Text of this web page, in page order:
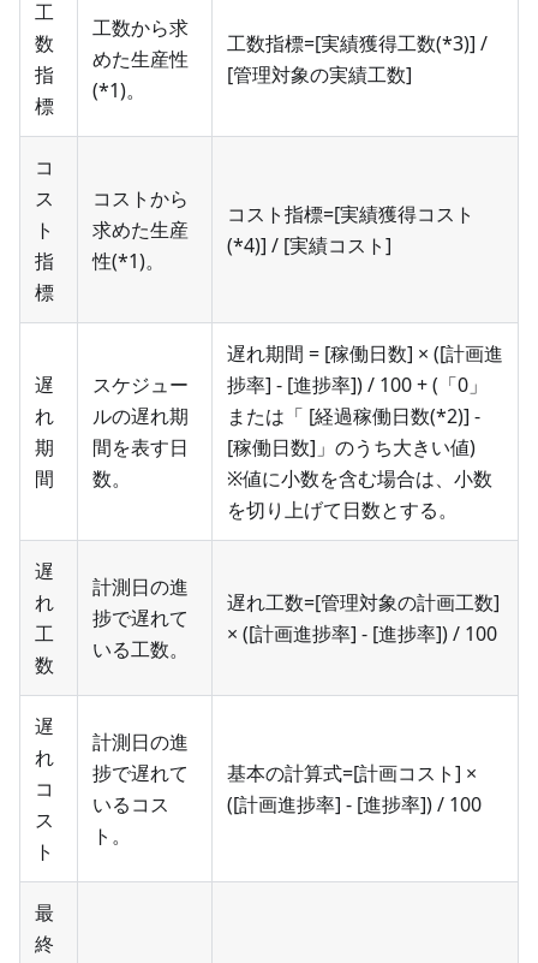
工
数
指
標
工数から求
めた生産性
(*1)。
工数指標=[実績獲得工数(*3)] /
[管理対象の実績工数]
コ
ス
ト
指
標
コストから
求めた生産
性(*1)。
コスト指標=[実績獲得コスト
(*4)] / [実績コスト]
遅
れ
期
間
スケジュー
ルの遅れ期
間を表す日
数。
遅れ期間 = [稼働日数] × ([計画進
捗率] - [進捗率]) / 100 + (「0」
または「 [経過稼働日数(*2)] -
[稼働日数]」のうち大きい値)
※値に小数を含む場合は、小数
を切り上げて日数とする。
遅
れ
工
数
計測日の進
捗で遅れて
いる工数。
遅れ工数=[管理対象の計画工数]
× ([計画進捗率] - [進捗率]) / 100
遅
れ
コ
ス
ト
計測日の進
捗で遅れて
いるコス
ト。
基本の計算式=[計画コスト] ×
([計画進捗率] - [進捗率]) / 100
最
終